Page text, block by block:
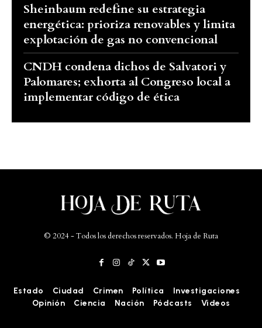
Sheinbaum redefine su estrategia
energética: prioriza renovables y limita
explotación de gas no convencional
CNDH condena dichos de Salvatori y
Palomares; exhorta al Congreso local a
implementar código de ética
© 2024 - Todos los derechos reservados. Hoja de Ruta
Estado Ciudad Crimen Política
Investigaciones
Opinión
Ciencia Nación Pódcasts Videos